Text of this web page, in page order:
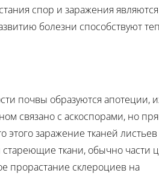
спор и заражения являются
болезни способствуют
почвы образуются апотеции,
связано с аскоспорами, но
заражение тканей
ткани, обычно части
прорастание склероциев на